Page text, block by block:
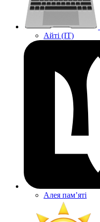
Айті (IT)
Алея памʼяті